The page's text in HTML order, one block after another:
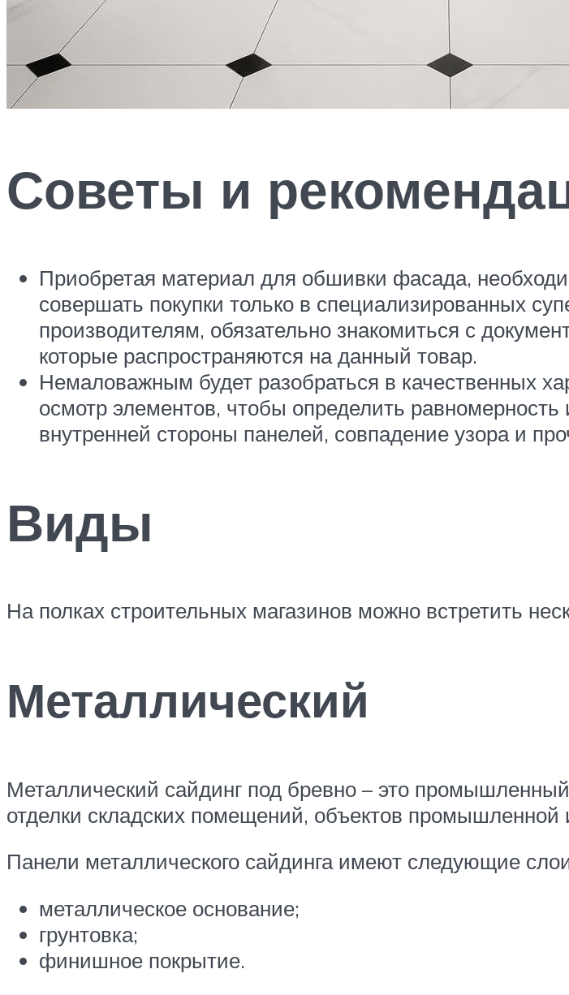
Советы и
Приобретая материал для обшивки фасада,
совершать покупки только в специализированных
производителям, обязательно знакомиться с
которые распространяются на данный товар.
Немаловажным будет разобраться в качественных
осмотр элементов, чтобы определить
внутренней стороны панелей, совпадение узора и
Виды
На полках строительных магазинов можно встретить
Металлический
Металлический сайдинг под бревно – это
отделки складских помещений, объектов промышленной
Панели металлического сайдинга имеют следующие
металлическое основание;
грунтовка;
финишное покрытие.